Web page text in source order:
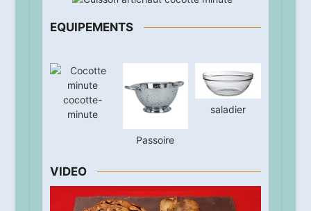
EQUIPEMENTS
cocotte-
minute
Passoire
saladier
VIDEO